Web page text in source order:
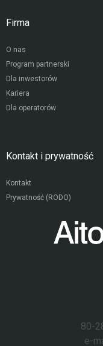
Firma
O nas
Program partnerski
Dla inwestorów
Kariera
Dla operatorów
Kontakt i prywatność
Kontakt
Prywatność (RODO)
80-
e-